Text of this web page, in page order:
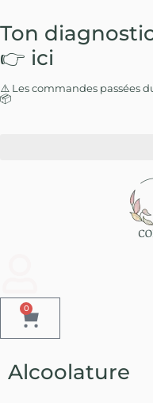
Ton
👉 ici
⚠️ Les commandes passées
📦
0
Alcoolature